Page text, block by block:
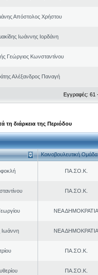
Απόστολος Χρήστου
Ιωάννης Ιορδάνη
Γεώργιος Κωνσταντίνου
Αλέξανδρος Παναγή
Εγγραφές: 61
τη διάρκεια της Περιόδου
Κοινοβουλευτική Ομάδα
ΠΑ.ΣΟ.Κ.
ΠΑ.ΣΟ.Κ.
ΝΕΑ ΔΗΜΟΚΡΑΤΙΑ
Ιωάννη ΝΕΑ ΔΗΜΟΚΡΑΤΙΑ
ΠΑ.ΣΟ.Κ.
ΠΑ.ΣΟ.Κ.